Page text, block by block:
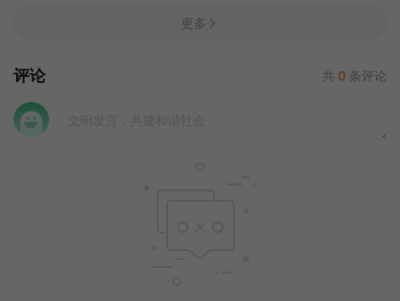
更多
评论 共 0 条评论